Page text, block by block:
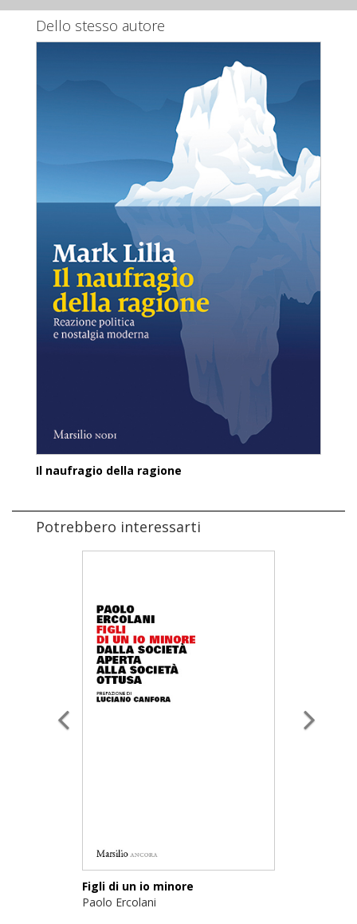
Dello stesso autore
Il naufragio della ragione
Potrebbero interessarti
Figli di un io minore
Paolo Ercolani